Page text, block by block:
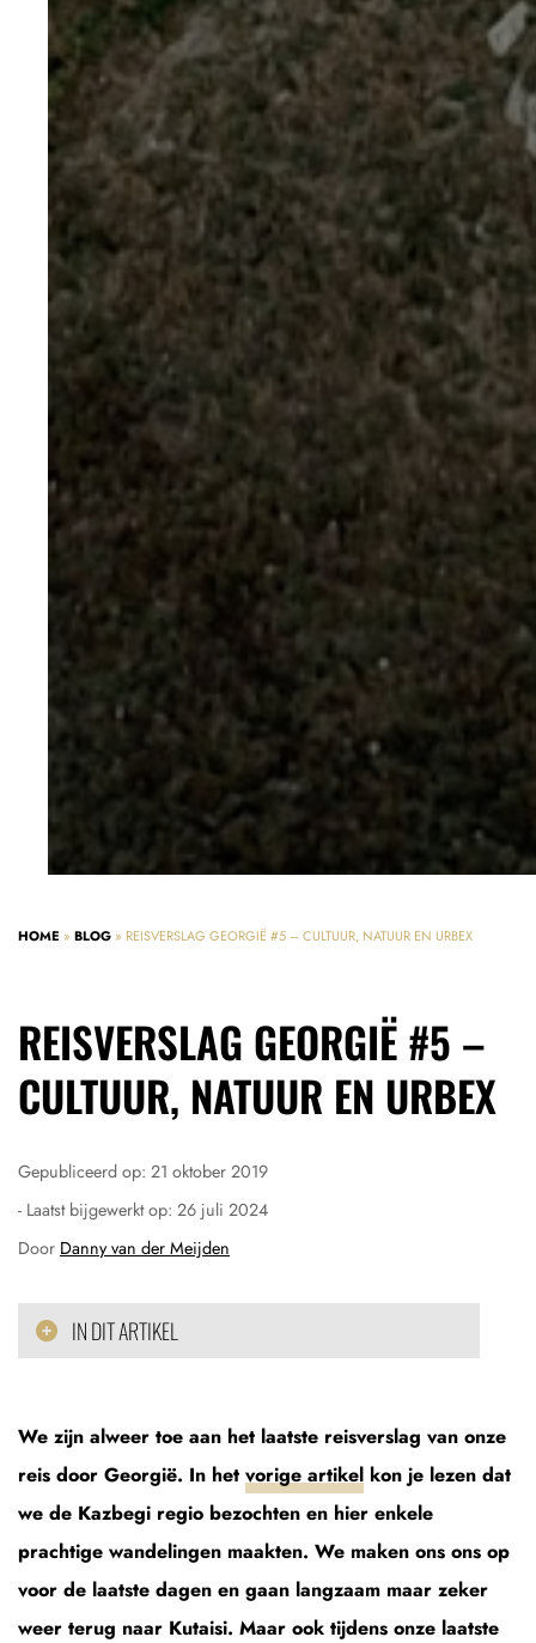
HOME » BLOG » REISVERSLAG GEORGIË #5 – CULTUUR, NATUUR EN URBEX
REISVERSLAG GEORGIË #5 –
CULTUUR, NATUUR EN URBEX
Gepubliceerd op: 21 oktober 2019
- Laatst bijgewerkt op: 26 juli 2024
Door Danny van der Meijden
IN DIT ARTIKEL
We zijn alweer toe aan het laatste reisverslag van onze
reis door Georgië. In het vorige artikel kon je lezen dat
we de Kazbegi regio bezochten en hier enkele
prachtige wandelingen maakten. We maken ons ons op
voor de laatste dagen en gaan langzaam maar zeker
weer terug naar Kutaisi. Maar ook tijdens onze laatste